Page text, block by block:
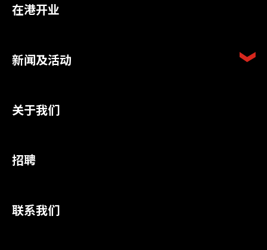
在港开业
新闻及活动
关于我们
招聘
联系我们